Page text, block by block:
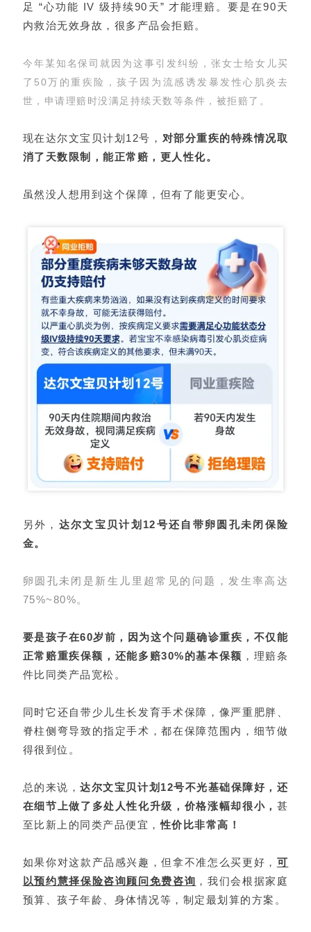
足 “心功能 IV 级持续90天” 才能理赔。要是在90天
内救治无效身故，很多产品会拒赔。
今年某知名保司就因为这事引发纠纷，张女士给女儿买
了50万的重疾险，孩子因为流感诱发暴发性心肌炎去
世，申请理赔时没满足持续天数等条件，被拒赔了。
现在达尔文宝贝计划12号， 对部分重疾的特殊情况取
消了天数限制，能正常赔，更人性化。
虽然没人想用到这个保障，但有了能更安心。
另外， 达尔文宝贝计划12号还自带卵圆孔未闭保险
金。
卵圆孔未闭是新生儿里超常见的问题，发生率高达
75%~80%。
要是孩子在60岁前，因为这个问题确诊重疾，不仅能
正常赔重疾保额，还能多赔30%的基本保额 ，理赔条
件比同类产品宽松。
同时它还自带少儿生长发育手术保障，像严重肥胖、
脊柱侧弯导致的指定手术，都在保障范围内，细节做
得很到位。
总的来说，达尔文宝贝计划12号不光基础保障好，还
在细节上做了多处人性化升级，价格涨幅却很小， 甚
至比新上的同类产品便宜，性价比非常高！
如果你对这款产品感兴趣，但拿不准怎么买更好， 可
以预约慧择保险咨询顾问免费咨询 ，我们会根据家庭
预算、孩子年龄、身体情况等，制定最划算的方案。